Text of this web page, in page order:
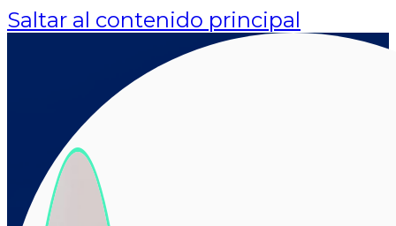
Saltar al contenido principal